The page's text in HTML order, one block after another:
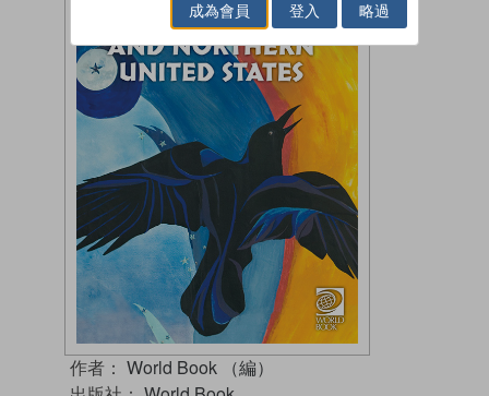
作者： World Book （編）
成為會員 登入 略過